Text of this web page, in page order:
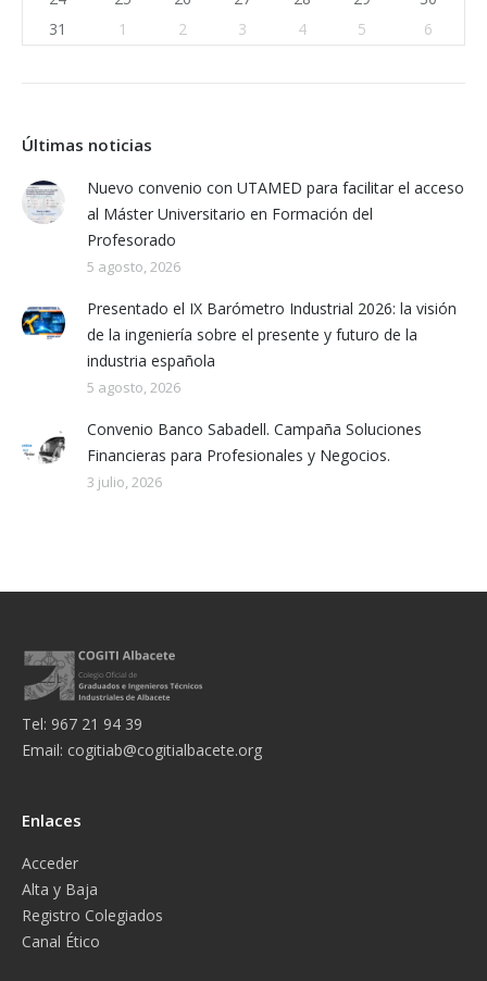
31
1 2 3 4 5 6
Últimas noticias
Nuevo convenio con UTAMED para facilitar el acceso
al Máster Universitario en Formación del
Profesorado
5 agosto, 2026
Presentado el IX Barómetro Industrial 2026: la visión
de la ingeniería sobre el presente y futuro de la
industria española
5 agosto, 2026
Convenio Banco Sabadell. Campaña Soluciones
Financieras para Profesionales y Negocios.
3 julio, 2026
Tel: 967 21 94 39
Email: cogitiab@cogitialbacete.org
Enlaces
Acceder
Alta y Baja
Registro Colegiados
Canal Ético